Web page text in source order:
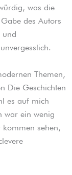
was die
des Autors
und
Themen,
Die Geschichten
es auf mich
war ein wenig
kommen sehen,